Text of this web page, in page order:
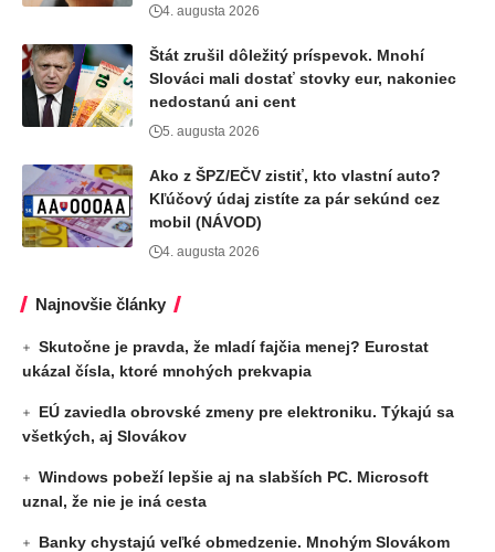
4. augusta 2026
Štát zrušil dôležitý príspevok. Mnohí
Slováci mali dostať stovky eur, nakoniec
nedostanú ani cent
5. augusta 2026
Ako z ŠPZ/EČV zistiť, kto vlastní auto?
Kľúčový údaj zistíte za pár sekúnd cez
mobil (NÁVOD)
4. augusta 2026
Najnovšie články
Skutočne je pravda, že mladí fajčia menej? Eurostat
ukázal čísla, ktoré mnohých prekvapia
EÚ zaviedla obrovské zmeny pre elektroniku. Týkajú sa
všetkých, aj Slovákov
Windows pobeží lepšie aj na slabších PC. Microsoft
uznal, že nie je iná cesta
Banky chystajú veľké obmedzenie. Mnohým Slovákom